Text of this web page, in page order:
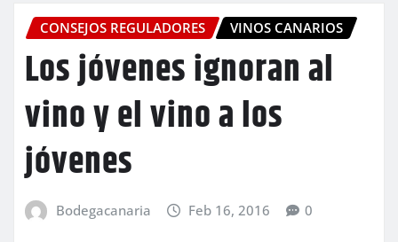
CONSEJOS REGULADORES VINOS CANARIOS
Los jóvenes ignoran al
vino y el vino a los
jóvenes
Bodegacanaria Feb 16, 2016 0